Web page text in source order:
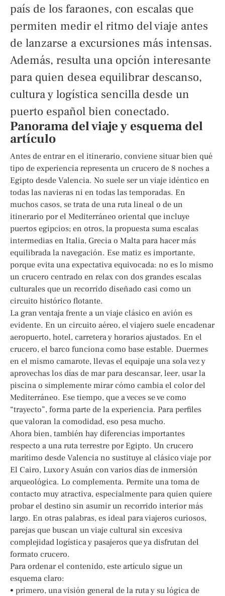
país de los faraones, con escalas que
permiten medir el ritmo del viaje antes
de lanzarse a excursiones más intensas.
Además, resulta una opción interesante
para quien desea equilibrar descanso,
cultura y logística sencilla desde un
puerto español bien conectado.
Panorama del viaje y esquema del
artículo
Antes de entrar en el itinerario, conviene situar bien qué
tipo de experiencia representa un crucero de 8 noches a
Egipto desde Valencia. No suele ser un viaje idéntico en
todas las navieras ni en todas las temporadas. En
muchos casos, se trata de una ruta lineal o de un
itinerario por el Mediterráneo oriental que incluye
puertos egipcios; en otros, la propuesta suma escalas
intermedias en Italia, Grecia o Malta para hacer más
equilibrada la navegación. Ese matiz es importante,
porque evita una expectativa equivocada: no es lo mismo
un crucero centrado en relax con dos grandes escalas
culturales que un recorrido diseñado casi como un
circuito histórico flotante.
La gran ventaja frente a un viaje clásico en avión es
evidente. En un circuito aéreo, el viajero suele encadenar
aeropuerto, hotel, carretera y horarios ajustados. En el
crucero, el barco funciona como base estable. Duermes
en el mismo camarote, llevas el equipaje una sola vez y
aprovechas los días de mar para descansar, leer, usar la
piscina o simplemente mirar cómo cambia el color del
Mediterráneo. Ese tiempo, que a veces se ve como
“trayecto”, forma parte de la experiencia. Para perfiles
que valoran la comodidad, eso pesa mucho.
Ahora bien, también hay diferencias importantes
respecto a una ruta terrestre por Egipto. Un crucero
marítimo desde Valencia no sustituye al clásico viaje por
El Cairo, Luxor y Asuán con varios días de inmersión
arqueológica. Lo complementa. Permite una toma de
contacto muy atractiva, especialmente para quien quiere
probar el destino sin asumir un recorrido interior más
largo. En otras palabras, es ideal para viajeros curiosos,
parejas que buscan un viaje cultural sin excesiva
complejidad logística y pasajeros que ya disfrutan del
formato crucero.
Para ordenar el contenido, este artículo sigue un
esquema claro:
• primero, una visión general de la ruta y su lógica de